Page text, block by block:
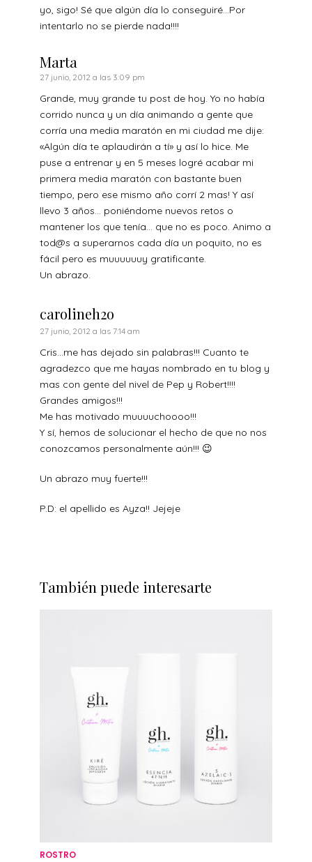
yo, sigo! Sé que algún día lo conseguiré…Por
intentarlo no se pierde nada!!!!
Marta
27 junio, 2012 a las 3:09 pm
Grande, muy grande tu post de hoy. Yo no había
corrido nunca y un día animando a gente que
corría una media maratón en mi ciudad me dije:
«Algún día te aplaudirán a tí» y así lo hice. Me
puse a entrenar y en 5 meses logré acabar mi
primera media maratón con bastante buen
tiempo, pero ese mismo año corrí 2 mas! Y así
llevo 3 años… poniéndome nuevos retos o
mantener los que tenía… que no es poco. Animo a
tod@s a superarnos cada día un poquito, no es
fácil pero es muuuuuuy gratificante.
Un abrazo.
carolineh2o
27 junio, 2012 a las 7:14 am
Cris…me has dejado sin palabras!!! Cuanto te
agradezco que me hayas nombrado en tu blog y
mas con gente del nivel de Pep y Robert!!!!
Grandes amigos!!!
Me has motivado muuuuchoooo!!!
Y sí, hemos de solucionar el hecho de que no nos
conozcamos personalmente aún!!! 😉
Un abrazo muy fuerte!!!
P.D: el apellido es Ayza!! Jejeje
También puede interesarte
ROSTRO